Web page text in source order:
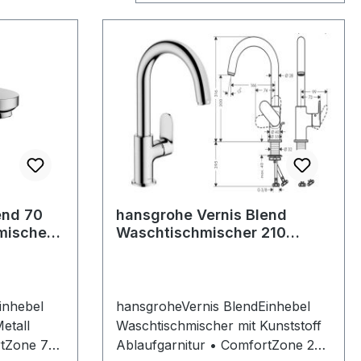
70
70
hansgrohe Vernis Blend
Waschtischmischer 210
hansgroheVernis BlendEinhebel
Waschtischmischer mit Kunststoff
Ablaufgarnitur • ComfortZone 200